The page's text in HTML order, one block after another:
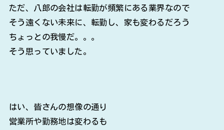
ただ、八郎の会社は転勤が頻繁にある業界なので
そう遠くない未来に、転勤し、家も変わるだろう
ちょっとの我慢だ。。。
そう思っていました。
はい、皆さんの想像の通り
営業所や勤務地は変わるも